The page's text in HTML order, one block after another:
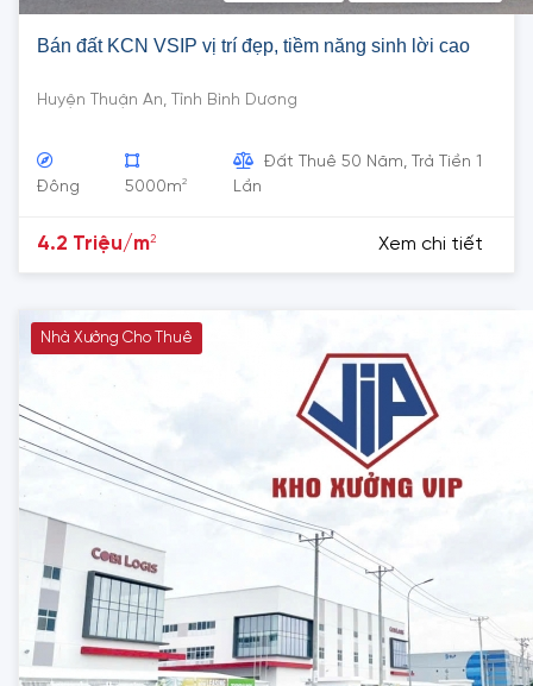
Bán đất KCN VSIP vị trí đẹp, tiềm năng sinh lời cao
Huyện Thuận An, Tỉnh Bình Dương
Đông 5000m2
Đất Thuê 50 Năm, Trả Tiền 1
Lần
4.2 Triệu/m2 Xem chi tiết
Nhà Xưởng Cho Thuê